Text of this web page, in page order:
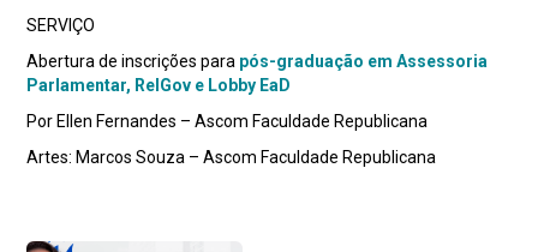
SERVIÇO
Abertura de inscrições para pós-graduação em Assessoria
Parlamentar, RelGov e Lobby EaD
Por Ellen Fernandes – Ascom Faculdade Republicana
Artes: Marcos Souza – Ascom Faculdade Republicana